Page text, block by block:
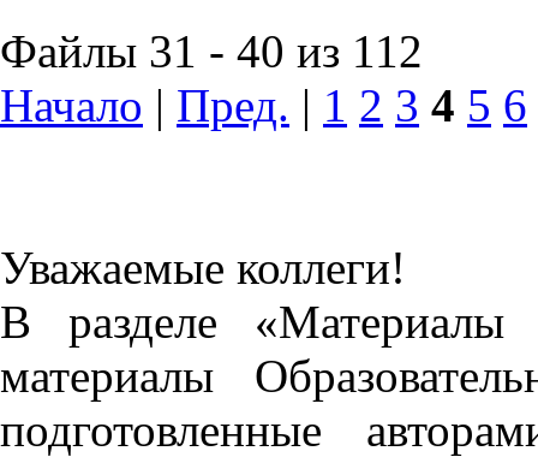
Файлы 31 - 40 из 112
Начало | Пред. | 1 2 3 4 5 6
Уважаемые коллеги!
В разделе «Материалы
материалы
подготовленные